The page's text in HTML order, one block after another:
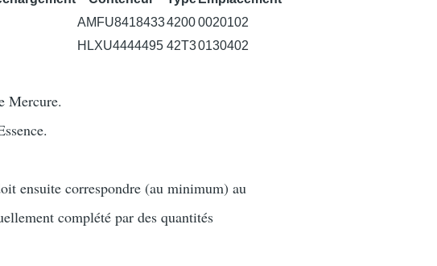
AMFU841843342000020102
HLXU4444495 42T30130402
Mercure.
ensuite correspondre (au minimum) au
complété par des quantités